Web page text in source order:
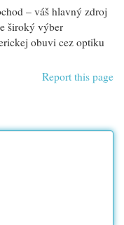
– váš hlavný zdroj
široký výber
obuvi cez optiku
Report this page